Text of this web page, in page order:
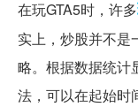
在玩GTA5时，许多
实上，炒股并不是
略。根据数据统计
法，可以在起始时